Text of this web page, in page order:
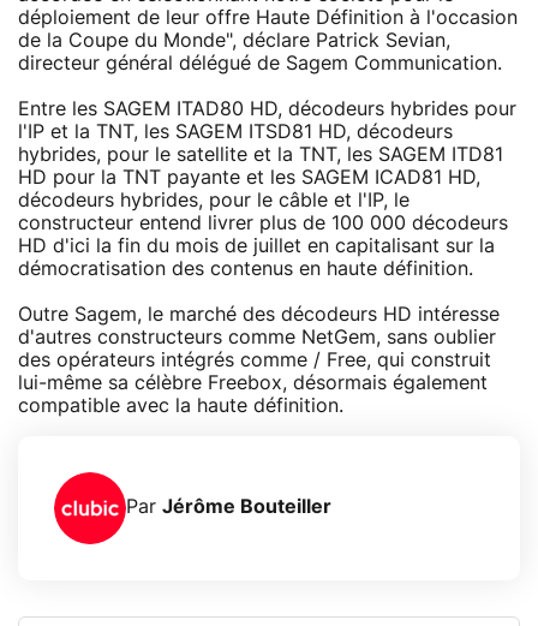
déploiement de leur offre Haute Définition à l'occasion
de la Coupe du Monde", déclare Patrick Sevian,
directeur général délégué de Sagem Communication.
Entre les SAGEM ITAD80 HD, décodeurs hybrides pour
l'IP et la TNT, les SAGEM ITSD81 HD, décodeurs
hybrides, pour le satellite et la TNT, les SAGEM ITD81
HD pour la TNT payante et les SAGEM ICAD81 HD,
décodeurs hybrides, pour le câble et l'IP, le
constructeur entend livrer plus de 100 000 décodeurs
HD d'ici la fin du mois de juillet en capitalisant sur la
démocratisation des contenus en haute définition.
Outre Sagem, le marché des décodeurs HD intéresse
d'autres constructeurs comme NetGem, sans oublier
des opérateurs intégrés comme / Free, qui construit
lui-même sa célèbre Freebox, désormais également
compatible avec la haute définition.
Par Jérôme Bouteiller